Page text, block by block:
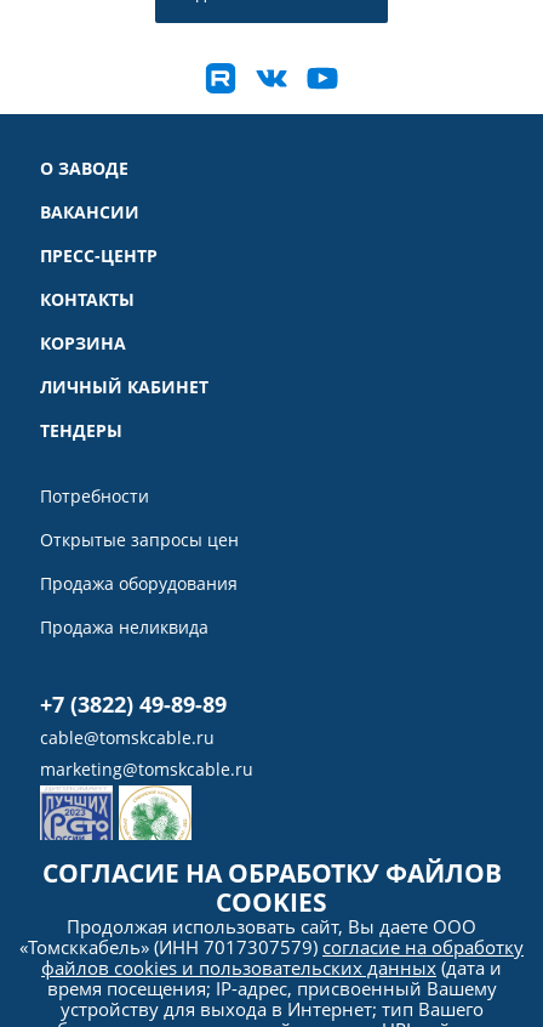
О ЗАВОДЕ
ВАКАНСИИ
ПРЕСС-ЦЕНТР
КОНТАКТЫ
КОРЗИНА
ЛИЧНЫЙ КАБИНЕТ
ТЕНДЕРЫ
Потребности
Открытые запросы цен
Продажа оборудования
Продажа неликвида
+7 (3822) 49-89-89
cable@tomskcable.ru
marketing@tomskcable.ru
Ru Eng
СОГЛАСИЕ НА ОБРАБОТКУ ФАЙЛОВ
COOKIES
Продолжая использовать сайт, Вы даете ООО
«Томсккабель» (ИНН 7017307579) согласие на обработку
файлов cookies и пользовательских данных (дата и
время посещения; IP-адрес, присвоенный Вашему
устройству для выхода в Интернет; тип Вашего